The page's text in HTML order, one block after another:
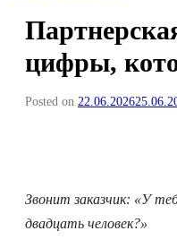
цифры,
Posted on 22.06.2026
Звонит заказчик: «У
двадцать человек?»